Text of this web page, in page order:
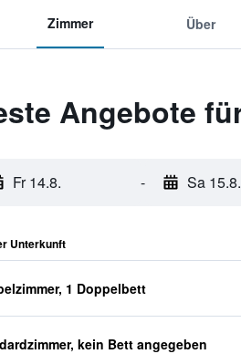
Zimmer Über
Angebote
Fr 14.8. - Sa 15.8.
Unterkunft
1 Doppelbett
kein Bett angegeben